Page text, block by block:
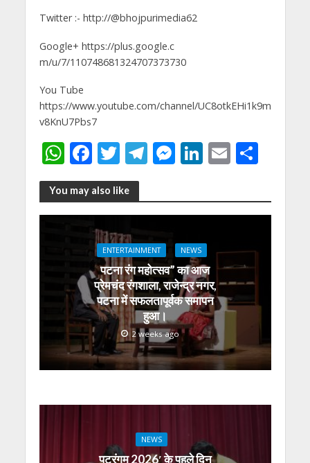
Twitter :- http://@bhojpurimedia62
Google+ https://plus.google.c
m/u/7/110748681324707373730
You Tube
https://www.youtube.com/channel/UC8otkEHi1k9m
v8KnU7Pbs7
W
h
at
s
p
F
ac
e
b
o
o
k
T
w
itt
er
T
e
gr
a
m
M
ss
e
n
g
er
Li
k
e
dI
n
E
ai
l
S
ar
e
You may also like
ENTERTAINMENT NEWS
पटना रंग महोत्सव” का आज
प्रेमचंद रंगशाला, राजेन्द्र नगर,
पटना में सफलतापूर्वक समापन
हुआ।
2 weeks ago
NEWS
पटरंगम 2026′ के पहले दिन